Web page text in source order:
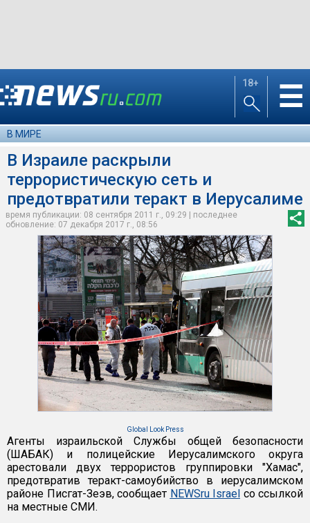
18+ ☰
В МИРЕ
В Израиле раскрыли
террористическую сеть и
предотвратили теракт в Иерусалиме
время публикации: 08 сентября 2011 г., 09:29 | последнее
обновление: 07 декабря 2017 г., 08:56
Global Look Press
Агенты израильской Службы общей безопасности
(ШАБАК) и полицейские Иерусалимского округа
арестовали двух террористов группировки "Хамас",
предотвратив теракт-самоубийство в иерусалимском
районе Писгат-Зеэв, сообщает NEWSru Israel со ссылкой
на местные СМИ.